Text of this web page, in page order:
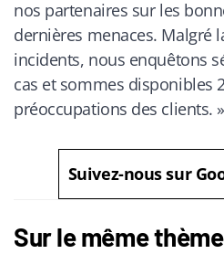
nos partenaires sur les
dernières menaces. Malgré
incidents, nous enquêtons
cas et sommes disponibles
préoccupations des clients. »
Suivez-nous sur
Sur le même